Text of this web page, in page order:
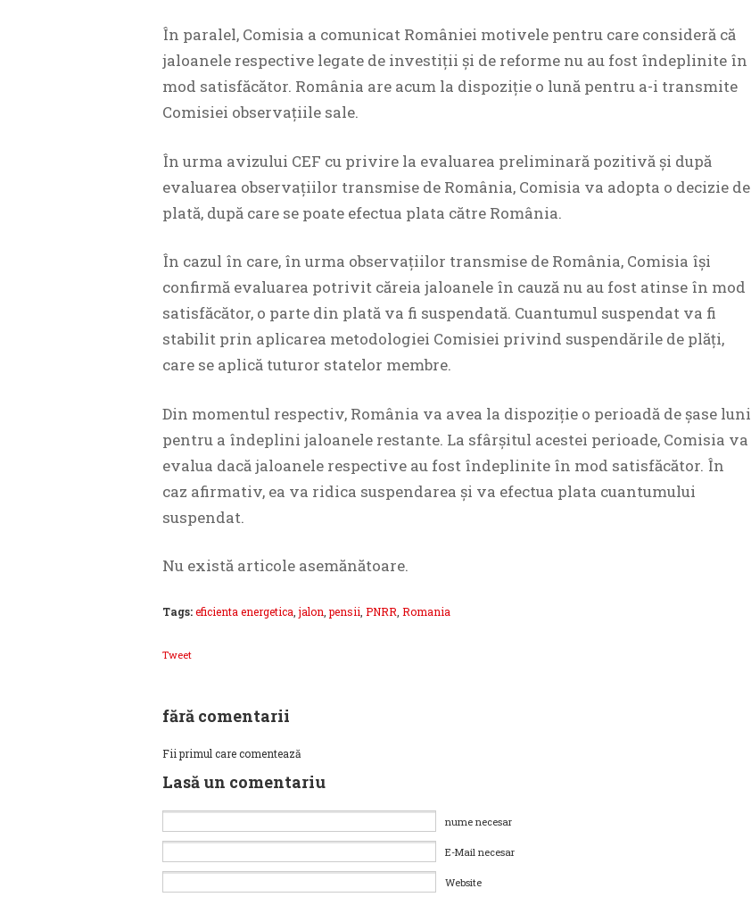
În paralel, Comisia a comunicat României motivele pentru care consideră că
jaloanele respective legate de investiții și de reforme nu au fost îndeplinite în
mod satisfăcător. România are acum la dispoziție o lună pentru a-i transmite
Comisiei observațiile sale.
În urma avizului CEF cu privire la evaluarea preliminară pozitivă și după
evaluarea observațiilor transmise de România, Comisia va adopta o decizie de
plată, după care se poate efectua plata către România.
În cazul în care, în urma observațiilor transmise de România, Comisia își
confirmă evaluarea potrivit căreia jaloanele în cauză nu au fost atinse în mod
satisfăcător, o parte din plată va fi suspendată. Cuantumul suspendat va fi
stabilit prin aplicarea metodologiei Comisiei privind suspendările de plăți,
care se aplică tuturor statelor membre.
Din momentul respectiv, România va avea la dispoziție o perioadă de șase luni
pentru a îndeplini jaloanele restante. La sfârșitul acestei perioade, Comisia va
evalua dacă jaloanele respective au fost îndeplinite în mod satisfăcător. În
caz afirmativ, ea va ridica suspendarea și va efectua plata cuantumului
suspendat.
Nu există articole asemănătoare.
Tags:eficienta energetica ,jalon ,pensii PNRR Romania
Tweet
fără comentarii
Fii primul care comentează
Lasă un comentariu
nume necesar
E-Mail necesar
Website